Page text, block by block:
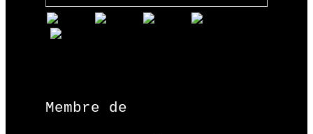
Membre de